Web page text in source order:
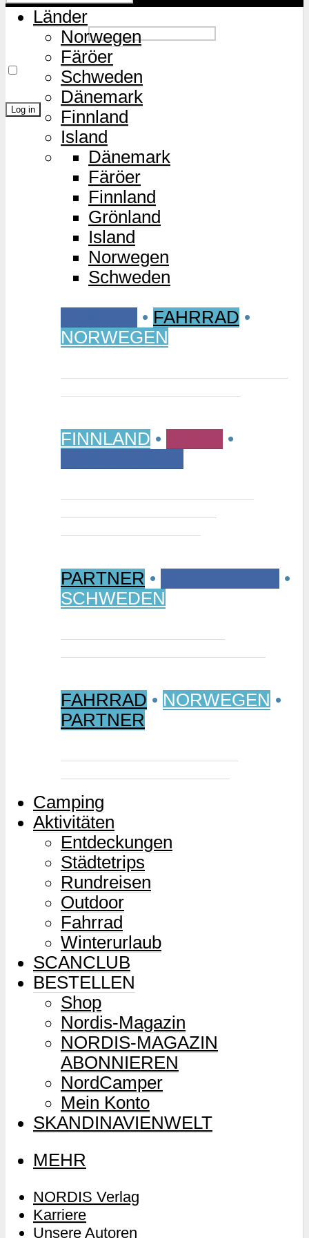
Password
Remember Me
Lost Password?
Länder
Norwegen
Färöer
Schweden
Dänemark
Finnland
Island
Dänemark
Färöer
Finnland
Grönland
Island
Norwegen
Schweden
• FAHRRAD •
NORWEGEN
FINNLAND •
•
PARTNER •
•
SCHWEDEN
FAHRRAD • NORWEGEN •
PARTNER
Camping
Aktivitäten
Entdeckungen
Städtetrips
Rundreisen
Outdoor
Fahrrad
Winterurlaub
SCANCLUB
BESTELLEN
Shop
Nordis-Magazin
NORDIS-MAGAZIN
ABONNIEREN
NordCamper
Mein Konto
SKANDINAVIENWELT
MEHR
NORDIS Verlag
Karriere
Unsere Autoren